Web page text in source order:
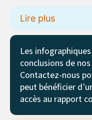
Lire plus
Les
conclusions de
Contactez-nous
peut bénéficier
accès au rapport